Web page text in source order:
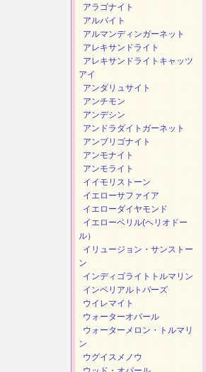
アラゴナイト
アルバイト
アルマンディンガーネット
アレキサンドライト
アレキサンドライトキャッツ
アイ
アンダリュサイト
アンチモン
アンデシン
アンドラダイトガーネット
アンブリゴナイト
アンモナイト
アンモライト
イイモリストーン
イエローサファイア
イエローダイヤモンド
イエローベリル(ヘリオドー
ル）
イリュージョン・サンストー
ン
インディゴライトトルマリン
インペリアルトパーズ
ウイレマイト
ウォーターオパール
ウォーターメロン・トルマリ
ン
ウグイスメノウ